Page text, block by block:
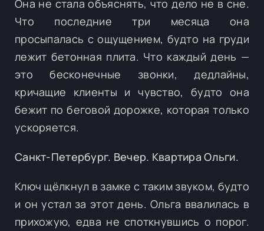
Она не стала объяснять, что дело не в сне.
Что последние три месяца она
просыпалась с ощущением, будто на груди
лежит бетонная плита. Что каждый день —
это бесконечные звонки, дедлайны,
кричащие клиенты и чувство, будто она
бежит по беговой дорожке, которая только
ускоряется.
Санкт-Петербург. Вечер. Квартира Ольги.
Ключ щёлкнул в замке с таким звуком, будто
и он устал за этот день. Ольга ввалилась в
прихожую, едва не споткнувшись о порог.